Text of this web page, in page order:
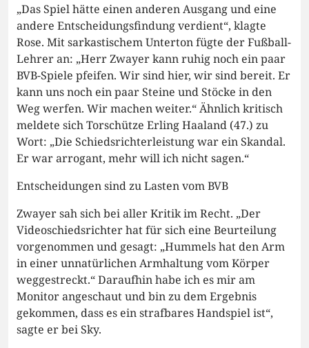
„Das Spiel hätte einen anderen Ausgang und eine
andere Entscheidungsfindung verdient“, klagte
Rose. Mit sarkastischem Unterton fügte der Fußball-
Lehrer an: „Herr Zwayer kann ruhig noch ein paar
BVB-Spiele pfeifen. Wir sind hier, wir sind bereit. Er
kann uns noch ein paar Steine und Stöcke in den
Weg werfen. Wir machen weiter.“ Ähnlich kritisch
meldete sich Torschütze Erling Haaland (47.) zu
Wort: „Die Schiedsrichterleistung war ein Skandal.
Er war arrogant, mehr will ich nicht sagen.“
Entscheidungen sind zu Lasten vom BVB
Zwayer sah sich bei aller Kritik im Recht. „Der
Videoschiedsrichter hat für sich eine Beurteilung
vorgenommen und gesagt: „Hummels hat den Arm
in einer unnatürlichen Armhaltung vom Körper
weggestreckt.“ Daraufhin habe ich es mir am
Monitor angeschaut und bin zu dem Ergebnis
gekommen, dass es ein strafbares Handspiel ist“,
sagte er bei Sky.